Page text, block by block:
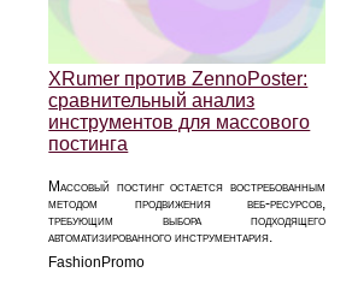
XRumer против ZennoPoster:
сравнительный анализ
инструментов для массового
постинга
Массовый постинг остается востребованным
методом продвижения веб-ресурсов,
требующим выбора подходящего
автоматизированного инструментария.
FashionPromo